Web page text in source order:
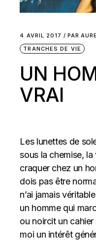
4 AVRIL 2017 PAR
TRANCHES DE VIE
UN
VRAI
Les lunettes de
sous la chemise,
craquer chez un
dois pas être
n’ai jamais
un homme qui
ou noircit un
moi un intérêt